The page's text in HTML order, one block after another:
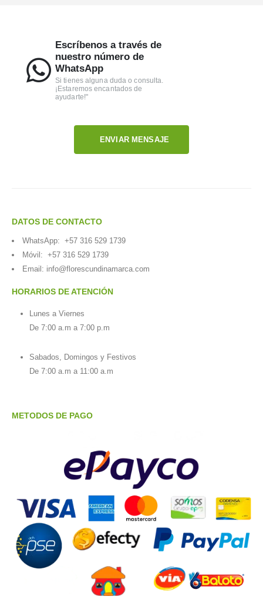
Escríbenos a través de
nuestro número de
WhatsApp
Si tienes alguna duda o consulta.
¡Estaremos encantados de
ayudarte!"
ENVIAR MENSAJE
DATOS DE CONTACTO
WhatsApp: +57 316 529 1739
Móvil: +57 316 529 1739
Email: info@florescundinamarca.com
HORARIOS DE ATENCIÓN
Lunes a Viernes
De 7:00 a.m a 7:00 p.m
Sabados, Domingos y Festivos
De 7:00 a.m a 11:00 a.m
METODOS DE PAGO